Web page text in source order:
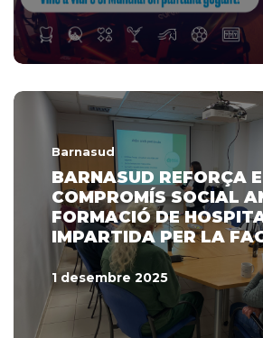
Barnasud
BARNASUD REFORÇA
COMPROMÍS SOCIAL
FORMACIÓ DE
IMPARTIDA PER LA
1 desembre 2025